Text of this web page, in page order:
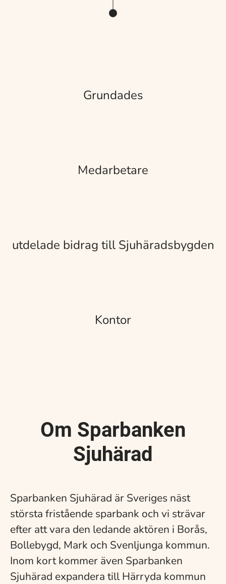
Grundades
Medarbetare
utdelade bidrag till Sjuhäradsbygden
Kontor
Om Sparbanken
Sjuhärad
Sparbanken Sjuhärad är Sveriges näst
största fristående sparbank och vi strävar
efter att vara den ledande aktören i Borås,
Bollebygd, Mark och Svenljunga kommun.
Inom kort kommer även Sparbanken
Sjuhärad expandera till Härryda kommun